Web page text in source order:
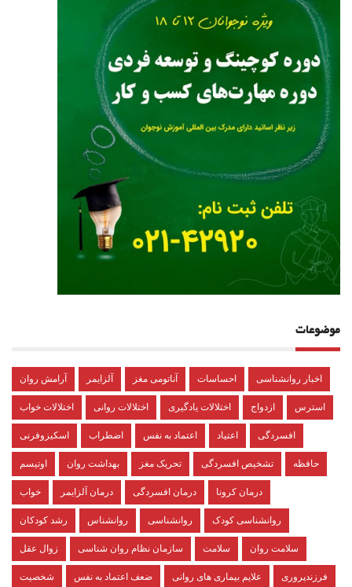
موضوعات
آرامش روان آلزایمر آناتومی مغز احساسات اخبار روانشناسی
اختلالات خواب اختلالات روانی اختلالات یادگیری ازدواج استرس
اسکیزوفرنی اضطراب اعتماد به نفس اعتیاد افسردگی
اوتیسم بهداشت روان تحریک مغز تشخیص افسردگی حافظه
خواب درمان آلزایمر درمان افسردگی درمان کرونا
رشد کودکان روانشناس روانشناسی روانشناسی کودک
زوال عقل سازمان نظام روان شناسی سلامت سلامت روان
شخصیت ضعف اعتماد به نفس علایم بیماری های روانی فرزندپروری